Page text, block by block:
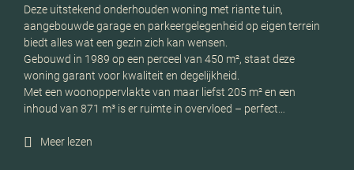
Deze uitstekend onderhouden woning met riante tuin,
aangebouwde garage en parkeergelegenheid op eigen terrein
biedt alles wat een gezin zich kan wensen.
Gebouwd in 1989 op een perceel van 450 m², staat deze
woning garant voor kwaliteit en degelijkheid.
Met een woonoppervlakte van maar liefst 205 m² en een
inhoud van 871 m³ is er ruimte in overvloed – perfect…
Meer lezen